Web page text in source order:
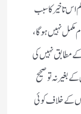
اس تاخیر کا سبب
نہیں ہو گا ،
مطابق نہیں کی
نہ تو صحیح
کے خلاف کوئی